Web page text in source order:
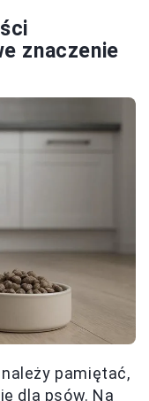
znaczenie
pamiętać,
dla psów. Na